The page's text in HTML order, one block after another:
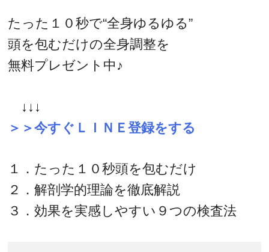
たった１０秒で“全身ゆるゆる”
頭を包むだけの全身調整を
無料プレゼント中♪
↓↓↓
＞＞今すぐＬＩＮＥ登録をする
１．たった１０秒頭を包むだけ
２．解剖学的理論を徹底解説
３．効果を実感しやすい９つの検査法